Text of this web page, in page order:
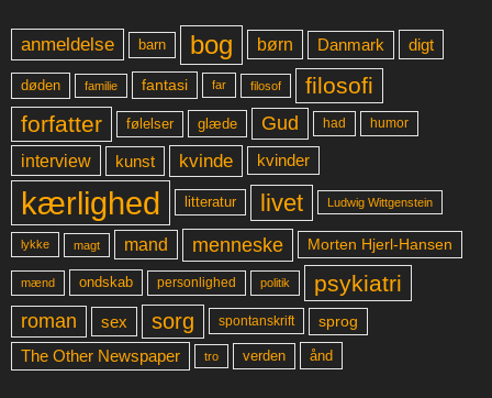
anmeldelse barn bog børn Danmark digt
døden familie fantasi far filosof
filosofi
forfatter
følelser glæde Gud had humor
interview kunst kvinde kvinder
kærlighed litteratur livet Ludwig Wittgenstein
lykke magt mand menneske Morten Hjerl-Hansen
mænd ondskab personlighed politik psykiatri
roman sex sorg spontanskrift sprog
The Other Newspaper tro verden ånd